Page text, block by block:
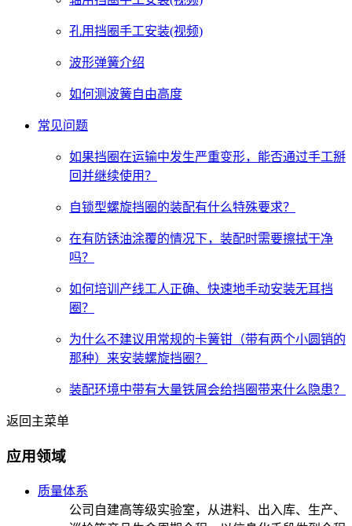
孔用挡圈手工安装(视频)
波形弹簧介绍
如何测波簧自由高度
常见问题
如果挡圈在运输中发生严重变形，能否通过手工掰
回并继续使用？
自锁型螺旋挡圈的装配有什么特殊要求？
在有防锈油涂覆的情况下，装配时需要擦拭干净
吗？
如何培训产线工人正确、快速地手动安装无耳挡
圈？
为什么不建议用常规的卡簧钳（带有两个小圆销的
那种）来安装螺旋挡圈？
装配环境中带有大量铁屑会给挡圈带来什么隐患？
返回主菜单
应用领域
质量体系
公司自建高等级实验室，从进料、出入库、生产、